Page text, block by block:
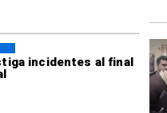
incidentes al final